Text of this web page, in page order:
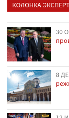
КОЛОНКА
30
8